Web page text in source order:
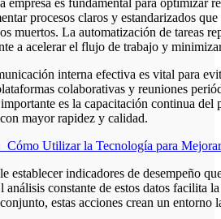
procesos claros y estandarizados
muertos. La automatización de tareas
a acelerar el flujo de trabajo y
interna efectiva es vital para
colaborativas y reuniones
es la capacitación continua
mayor rapidez y calidad.
Cómo Utilizar la Tecnología para
establecer indicadores de desempeño
análisis constante de estos datos facilita
estas acciones crean un entorno